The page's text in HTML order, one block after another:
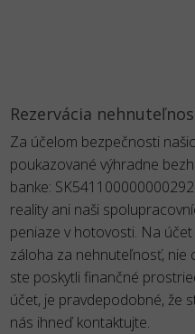
Rezervácia
Za účelom bezpečnosti
poukazované výhradne
banke:
reality ani naši
peniaze v hotovosti. Na
záloha za nehnuteľnosť, nie
ste poskytli finančné
účet, je pravdepodobné, že
nás ihneď kontaktujte.